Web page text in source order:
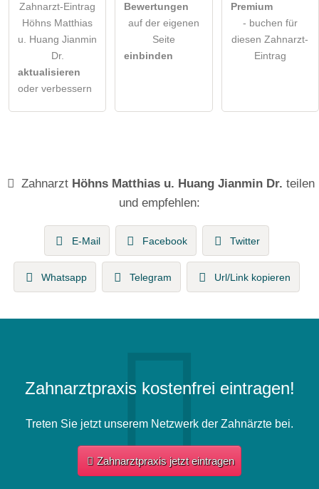
Zahnarzt-Eintrag
Höhns Matthias
u. Huang Jianmin
Dr.
aktualisieren
oder verbessern
Bewertungen
auf der eigenen
Seite
einbinden
Premium
- buchen für
diesen Zahnarzt-
Eintrag
Zahnarzt Höhns Matthias u. Huang Jianmin Dr. teilen
und empfehlen:
E-Mail Facebook Twitter
Whatsapp Telegram Url/Link kopieren
Zahnarztpraxis kostenfrei eintragen!
Treten Sie jetzt unserem Netzwerk der Zahnärzte bei.
Zahnarztpraxis jetzt eintragen